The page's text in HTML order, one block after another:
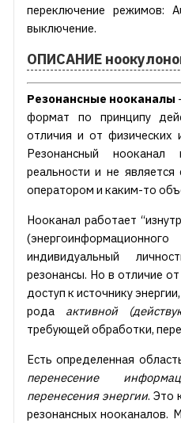
переключение
выключение.
ОПИСАНИЕ
Резонансные нооканалы
формат по принципу
отличия и от физических
Резонансный
реальности и не
оператором и каким-то
Нооканал работает
индивидуальный
резонансы. Но в отличие
доступ к источнику
рода активной
требующей обработки,
Есть определенная
перенесение
перенесения энергии. Это
резонансных нооканалов.